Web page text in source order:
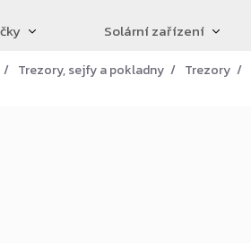
Solární zařízení
Trezory, sejfy a pokladny Trezory